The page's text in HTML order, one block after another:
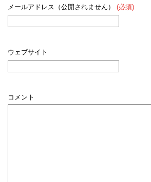
メールアドレス（公開されません） (必須)
ウェブサイト
コメント